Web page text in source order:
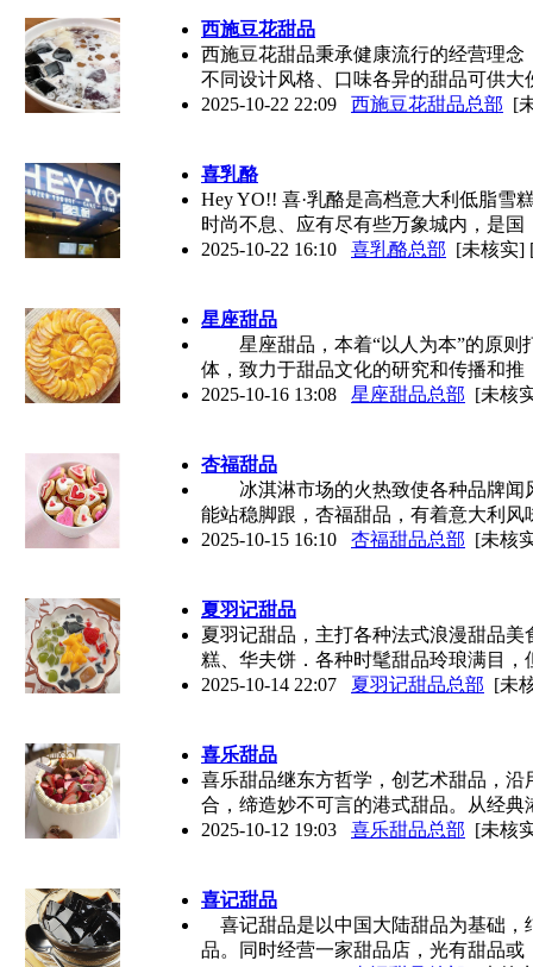
西施豆花甜品
西施豆花甜品秉承健康流行的经营理
不同设计风格、口味各异的甜品可供大
2025-10-22 22:09
西施豆花甜品总部 [
喜乳酪
Hey YO!! 喜·乳酪是高档意大利低脂雪
时尚不息、应有尽有些万象城内，是国
2025-10-22 16:10
喜乳酪总部 [未核实]
星座甜品
星座甜品，本着“以人为本”的原则
体，致力于甜品文化的研究和传播和推
2025-10-16 13:08
星座甜品总部 [未核
杏福甜品
冰淇淋市场的火热致使各种品牌闻
能站稳脚跟，杏福甜品，有着意大利风
2025-10-15 16:10
杏福甜品总部 [未核
夏羽记甜品
夏羽记甜品，主打各种法式浪漫甜品
糕、华夫饼．各种时髦甜品玲琅满目，
2025-10-14 22:07
夏羽记甜品总部 [未
喜乐甜品
喜乐甜品继东方哲学，创艺术甜品，
合，缔造妙不可言的港式甜品。从经典
2025-10-12 19:03
喜乐甜品总部 [未核
喜记甜品
喜记甜品是以中国大陆甜品为基础，
品。同时经营一家甜品店，光有甜品或